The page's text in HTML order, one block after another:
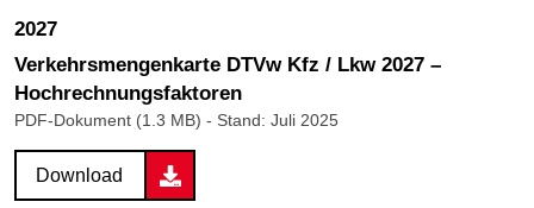
2027
Verkehrsmengenkarte DTVw Kfz / Lkw 2027 –
Hochrechnungsfaktoren
PDF-Dokument (1.3 MB) - Stand: Juli 2025
Download